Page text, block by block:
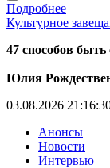
Подробнее
Культурное
47 способов быть
Юлия
03.08.2026
Анонсы
Новости
Интервью